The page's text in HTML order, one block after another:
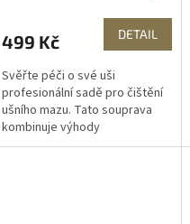
499 Kč DETAIL
Svěřte péči o své uši
profesionální sadě pro čištění
ušního mazu. Tato souprava
kombinuje výhody
ultrazvukových vibrací a